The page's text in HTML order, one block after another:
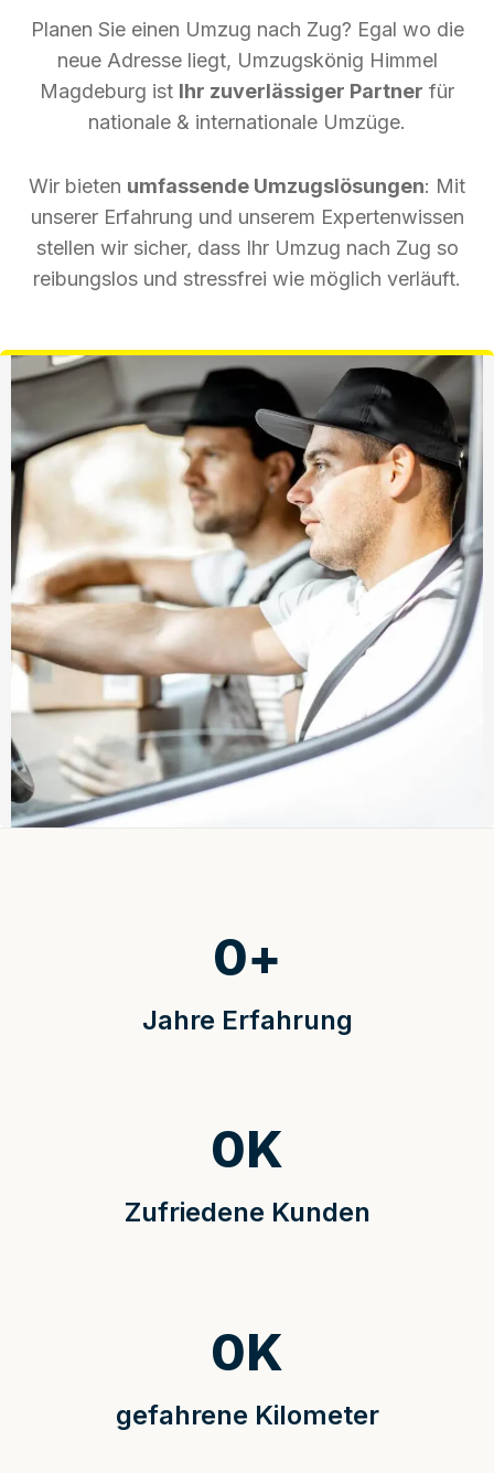
Planen Sie einen Umzug nach Zug? Egal wo die
neue Adresse liegt, Umzugskönig Himmel
Magdeburg ist Ihr zuverlässiger Partner für
nationale & internationale Umzüge.
Wir bieten umfassende Umzugslösungen: Mit
unserer Erfahrung und unserem Expertenwissen
stellen wir sicher, dass Ihr Umzug nach Zug so
reibungslos und stressfrei wie möglich verläuft.
Jahre Erfahrung
0+
Zufriedene Kunden
0K
gefahrene Kilometer
0K